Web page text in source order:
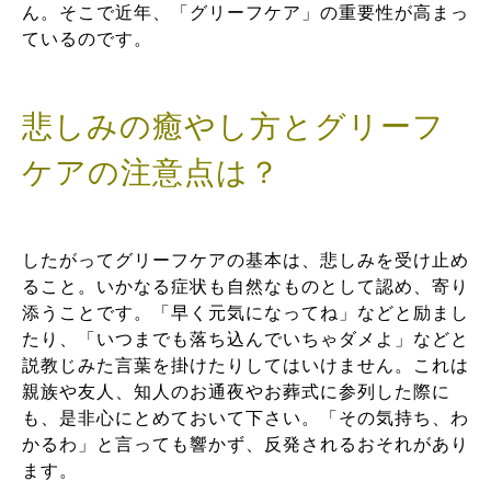
ん。そこで近年、「グリーフケア」の重要性が高まっ
ているのです。
悲しみの癒やし方とグリーフ
ケアの注意点は？
したがってグリーフケアの基本は、悲しみを受け止め
ること。いかなる症状も自然なものとして認め、寄り
添うことです。「早く元気になってね」などと励まし
たり、「いつまでも落ち込んでいちゃダメよ」などと
説教じみた言葉を掛けたりしてはいけません。これは
親族や友人、知人のお通夜やお葬式に参列した際に
も、是非心にとめておいて下さい。「その気持ち、わ
かるわ」と言っても響かず、反発されるおそれがあり
ます。